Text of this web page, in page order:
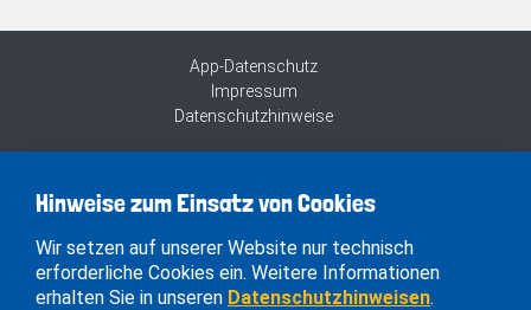
App-Datenschutz
Impressum
Datenschutzhinweise
Hinweise zum Einsatz von Cookies
Wir setzen auf unserer Website nur technisch
erforderliche Cookies ein. Weitere Informationen
erhalten Sie in unseren Datenschutzhinweisen.